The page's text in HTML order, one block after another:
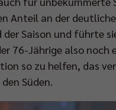
Anteil an der
Saison und führte
76-Jährige also noch
so zu helfen, das
Süden.